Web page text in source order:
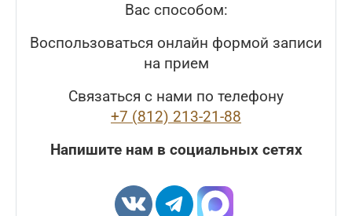
Вас способом:
Воспользоваться онлайн формой записи
на прием
Связаться с нами по телефону
+7 (812) 213-21-88
Напишите нам в социальных сетях